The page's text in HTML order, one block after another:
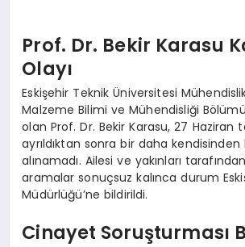
Prof. Dr. Bekir Karasu
Olayı
Eskişehir Teknik Üniversitesi
Malzeme Bilimi ve Mühendisliği
olan Prof. Dr. Bekir Karasu, 27 Haziran
ayrıldıktan sonra bir daha kendisinden
alınamadı. Ailesi ve yakınları
aramalar sonuçsuz kalınca durum
Müdürlüğü’ne bildirildi.
Cinayet Soruşturması